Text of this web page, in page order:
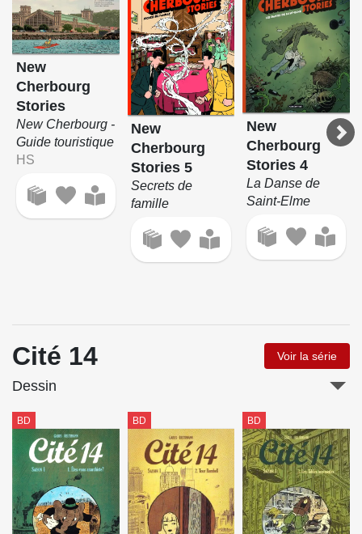
New
Cherbourg
Stories
New Cherbourg -
Guide touristique
HS
New
Cherbourg
Stories 5
Secrets de
famille
New
Cherbourg
Stories 4
La Danse de
Saint-Elme
Cité 14 Voir la série
Dessin
BD BD BD